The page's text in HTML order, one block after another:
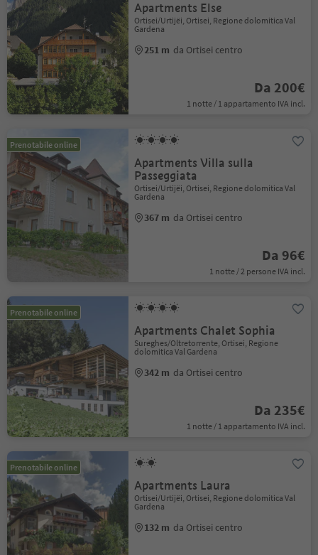
Apartments Else
Ortisei/Urtijëi, Ortisei, Regione dolomitica Val
Gardena
251 m da Ortisei centro
Da 200€
1 notte / 1 appartamento IVA incl.
Prenotabile online
Apartments Villa sulla
Passeggiata
Ortisei/Urtijëi, Ortisei, Regione dolomitica Val
Gardena
367 m da Ortisei centro
Da 96€
1 notte / 2 persone IVA incl.
Prenotabile online
Apartments Chalet Sophia
Sureghes/Oltretorrente, Ortisei, Regione
dolomitica Val Gardena
342 m da Ortisei centro
Da 235€
1 notte / 1 appartamento IVA incl.
Prenotabile online
Apartments Laura
Ortisei/Urtijëi, Ortisei, Regione dolomitica Val
Gardena
132 m da Ortisei centro